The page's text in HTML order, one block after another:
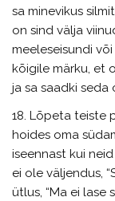
sa minevikus
on sind välja
meeleseisundi
kõigile märku, et
ja sa saadki seda
18. Lõpeta teiste
hoides oma
iseennast kui
ei ole väljendus,
ütlus, “Ma ei lase